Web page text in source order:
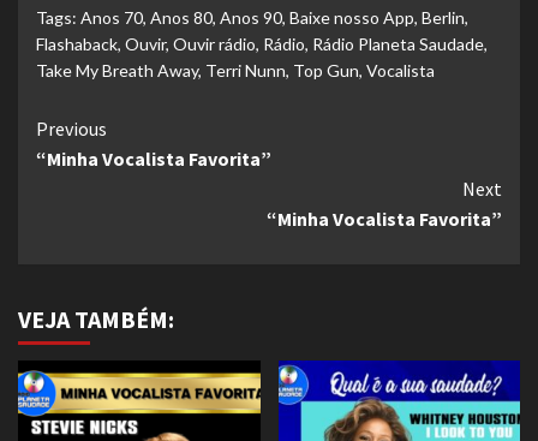
Tags: Anos 70, Anos 80, Anos 90, Baixe nosso App, Berlin,
Flashaback, Ouvir, Ouvir rádio, Rádio, Rádio Planeta Saudade,
Take My Breath Away, Terri Nunn, Top Gun, Vocalista
Continue
Reading
Previous
“Minha Vocalista Favorita”
Next
“Minha Vocalista Favorita”
VEJA TAMBÉM: